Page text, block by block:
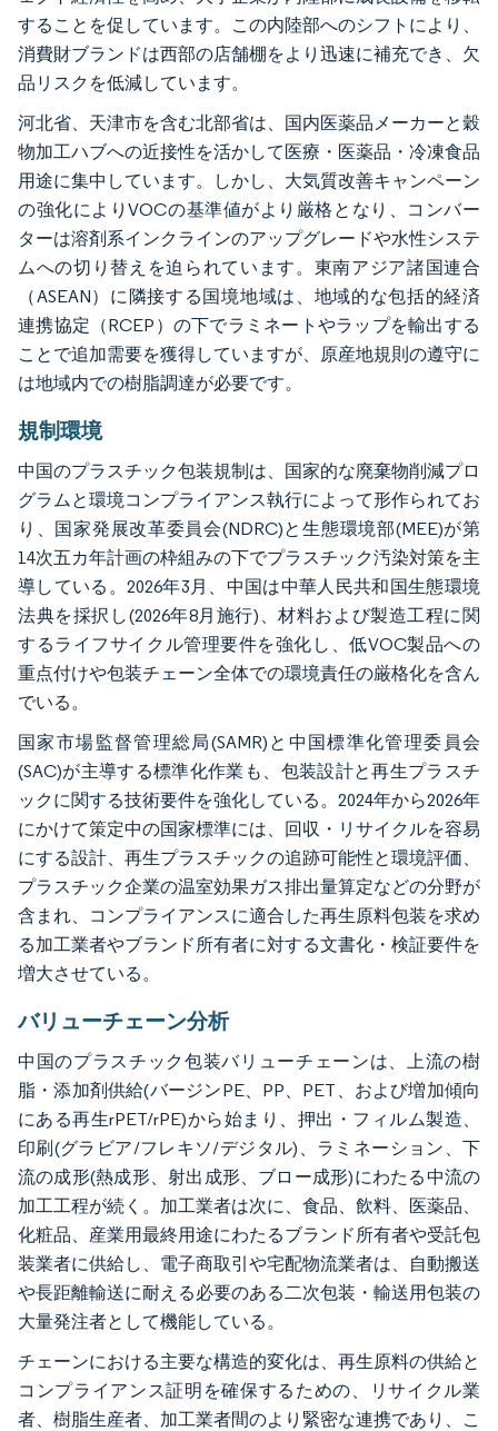
することを促しています。この内陸部へのシフトにより、
消費財ブランドは西部の店舗棚をより迅速に補充でき、欠
品リスクを低減しています。
河北省、天津市を含む北部省は、国内医薬品メーカーと穀
物加工ハブへの近接性を活かして医療・医薬品・冷凍食品
用途に集中しています。しかし、大気質改善キャンペーン
の強化によりVOCの基準値がより厳格となり、コンバー
ターは溶剤系インクラインのアップグレードや水性システ
ムへの切り替えを迫られています。東南アジア諸国連合
（ASEAN）に隣接する国境地域は、地域的な包括的経済
連携協定（RCEP）の下でラミネートやラップを輸出する
ことで追加需要を獲得していますが、原産地規則の遵守に
は地域内での樹脂調達が必要です。
規制環境
中国のプラスチック包装規制は、国家的な廃棄物削減プロ
グラムと環境コンプライアンス執行によって形作られてお
り、国家発展改革委員会(NDRC)と生態環境部(MEE)が第
14次五カ年計画の枠組みの下でプラスチック汚染対策を主
導している。2026年3月、中国は中華人民共和国生態環境
法典を採択し(2026年8月施行)、材料および製造工程に関
するライフサイクル管理要件を強化し、低VOC製品への
重点付けや包装チェーン全体での環境責任の厳格化を含ん
でいる。
国家市場監督管理総局(SAMR)と中国標準化管理委員会
(SAC)が主導する標準化作業も、包装設計と再生プラスチ
ックに関する技術要件を強化している。2024年から2026年
にかけて策定中の国家標準には、回収・リサイクルを容易
にする設計、再生プラスチックの追跡可能性と環境評価、
プラスチック企業の温室効果ガス排出量算定などの分野が
含まれ、コンプライアンスに適合した再生原料包装を求め
る加工業者やブランド所有者に対する文書化・検証要件を
増大させている。
バリューチェーン分析
中国のプラスチック包装バリューチェーンは、上流の樹
脂・添加剤供給(バージンPE、PP、PET、および増加傾向
にある再生rPET/rPE)から始まり、押出・フィルム製造、
印刷(グラビア/フレキソ/デジタル)、ラミネーション、下
流の成形(熱成形、射出成形、ブロー成形)にわたる中流の
加工工程が続く。加工業者は次に、食品、飲料、医薬品、
化粧品、産業用最終用途にわたるブランド所有者や受託包
装業者に供給し、電子商取引や宅配物流業者は、自動搬送
や長距離輸送に耐える必要のある二次包装・輸送用包装の
大量発注者として機能している。
チェーンにおける主要な構造的変化は、再生原料の供給と
コンプライアンス証明を確保するための、リサイクル業
者、樹脂生産者、加工業者間のより緊密な連携であり、こ